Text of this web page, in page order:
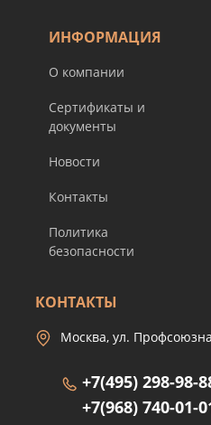
ИНФОРМАЦИЯ
О компании
Сертификаты и
документы
Новости
Контакты
Политика
безопасности
КОНТАКТЫ
Москва, ул.
+7(495) 298-98-
+7(968) 740-01-